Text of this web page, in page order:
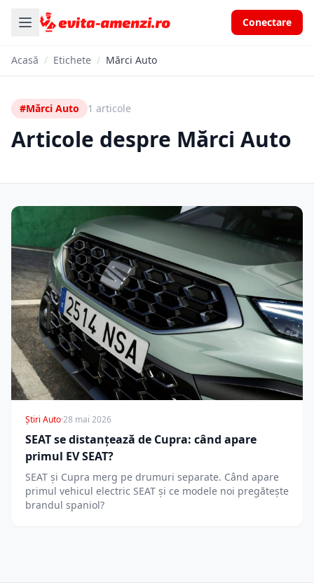
Conectare
Acasă / Etichete / Mărci Auto
#Mărci Auto 1 articole
Articole despre Mărci Auto
Știri Auto·28 mai 2026
SEAT se distanțează de Cupra: când apare
primul EV SEAT?
SEAT și Cupra merg pe drumuri separate. Când apare
primul vehicul electric SEAT și ce modele noi pregătește
brandul spaniol?